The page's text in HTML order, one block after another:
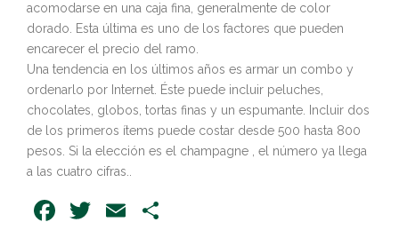
acomodarse en una caja fina, generalmente de color
dorado. Esta última es uno de los factores que pueden
encarecer el precio del ramo.
Una tendencia en los últimos años es armar un combo y
ordenarlo por Internet. Éste puede incluir peluches,
chocolates, globos, tortas finas y un espumante. Incluir dos
de los primeros ítems puede costar desde 500 hasta 800
pesos. Si la elección es el champagne , el número ya llega
a las cuatro cifras..
Facebook
Twitter
Email